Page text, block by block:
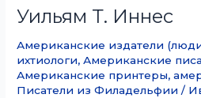
Уильям Т. Иннес
Американские издатели
ихтиологи,Американские
Американские принтеры,
Писатели из Филадельфии /